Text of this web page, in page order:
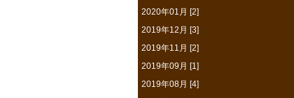
2020年01月 [2]
2019年12月 [3]
2019年11月 [2]
2019年09月 [1]
2019年08月 [4]